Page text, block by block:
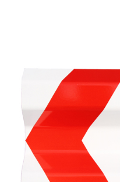
株式会社吾